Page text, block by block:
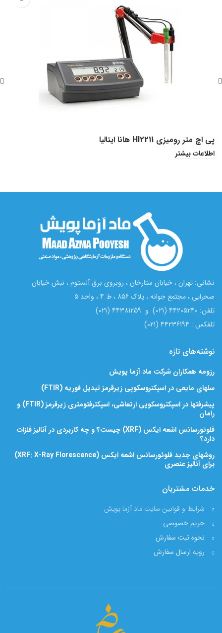
پی اچ متر رومیزی HI2211 هانا ایتالیا
اطلاعات بیشتر
نشانی: تهران ، خیابان ستارخان ، روبروی برق آلستوم ، نبش خیابان
صحرایی ، مجتمع جوانه ، پلاک 856 ، ط 4 ، واحد 5
تلفن: 44205240 (021) و 44381259 (021)
تلفکس : 44236194 (021)
نوشته‌های تازه
رزومه همکاران شرکت ماد آزما پویش
سلهای مایعی در اسپکتروسکوپی زیرقرمز تبدیل فوریه (FTIR)
پیشرفتها در اسپکتروسکوپی ارتعاشی، اسپکترفتومتری زیرقرمز (FTIR) و
رامان
فلوئورسانس اشعه ایکس (XRF) چیست؟ و چه کاربردی در آنالیز فلزات
دارد؟
روشهای جدید فلوئورسانس اشعه ایکس (XRF: X-Ray Florescence)
برای آنالیز عنصری
خدمات مشتریان
شرایط و قوانین سایت ماد آزما پویش
حریم خصوصی
نحوه ثبت سفارش
رویه ارسال سفارش